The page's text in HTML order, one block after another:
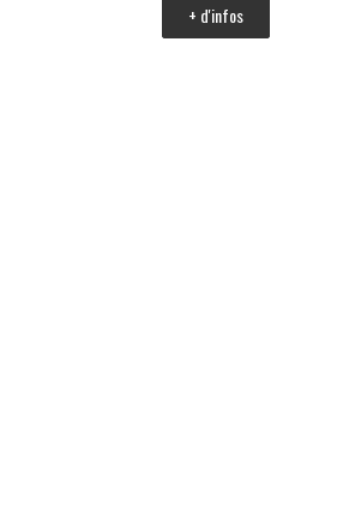
+ d'infos